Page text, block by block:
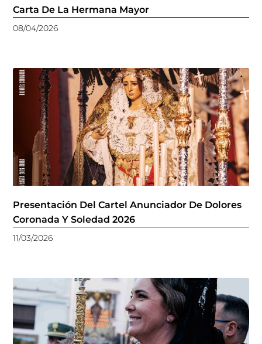
Carta De La Hermana Mayor
08/04/2026
Presentación Del Cartel Anunciador De Dolores
Coronada Y Soledad 2026
11/03/2026